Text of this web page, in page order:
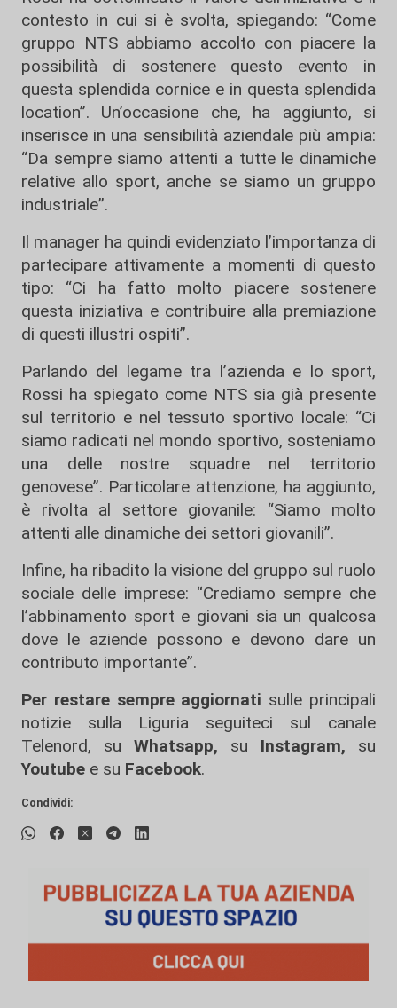
contesto in cui si è svolta, spiegando: “Come
gruppo NTS abbiamo accolto con piacere la
possibilità di sostenere questo evento in
questa splendida cornice e in questa splendida
location”. Un’occasione che, ha aggiunto, si
inserisce in una sensibilità aziendale più ampia:
“Da sempre siamo attenti a tutte le dinamiche
relative allo sport, anche se siamo un gruppo
industriale”.
Il manager ha quindi evidenziato l’importanza di
partecipare attivamente a momenti di questo
tipo: “Ci ha fatto molto piacere sostenere
questa iniziativa e contribuire alla premiazione
di questi illustri ospiti”.
Parlando del legame tra l’azienda e lo sport,
Rossi ha spiegato come NTS sia già presente
sul territorio e nel tessuto sportivo locale: “Ci
siamo radicati nel mondo sportivo, sosteniamo
una delle nostre squadre nel territorio
genovese”. Particolare attenzione, ha aggiunto,
è rivolta al settore giovanile: “Siamo molto
attenti alle dinamiche dei settori giovanili”.
Infine, ha ribadito la visione del gruppo sul ruolo
sociale delle imprese: “Crediamo sempre che
l’abbinamento sport e giovani sia un qualcosa
dove le aziende possono e devono dare un
contributo importante”.
Per restare sempre aggiornati sulle principali
notizie sulla Liguria seguiteci sul canale
Telenord, su
Whatsapp, su Instagram, su
Youtube e su Facebook.
Condividi: